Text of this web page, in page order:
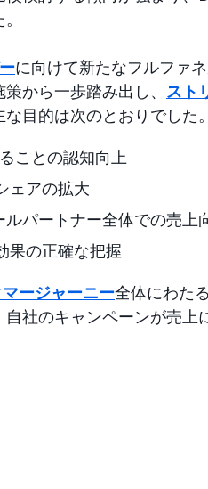
に向けて新たなフルファ
から一歩踏み出し、 スト
目的は次のとおりでした。
ことの認知向上
ェアの拡大
ルパートナー全体での売上
果の正確な把握
ージャーニー全体にわた
社のキャンペーンが売上